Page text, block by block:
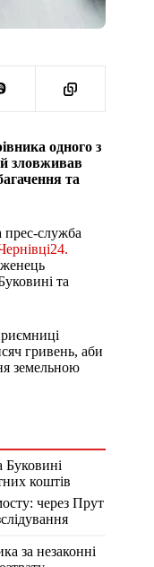
одного з
зловживав
та
прес-служба
та
гривень, аби
земельною
Буковині
коштів
через Прут
за незаконні